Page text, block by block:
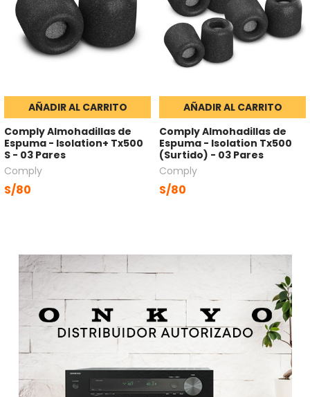
AÑADIR AL CARRITO
Comply Almohadillas de
Espuma - Isolation+ Tx500
S - 03 Pares
Comply
S/80
AÑADIR AL CARRITO
Comply Almohadillas de
Espuma - Isolation Tx500
(Surtido) - 03 Pares
Comply
S/80